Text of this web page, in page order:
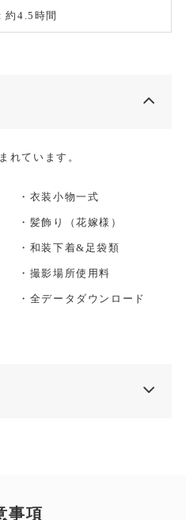
約4.5時間
れています。
・衣装小物一式
・髪飾り（花嫁様）
・和装下着&足袋類
・撮影場所使用料
・全データダウンロード
事項